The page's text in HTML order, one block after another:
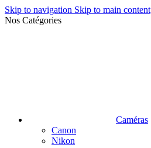
Skip to navigation Skip to main content
Nos Catégories
Caméras
Canon
Nikon